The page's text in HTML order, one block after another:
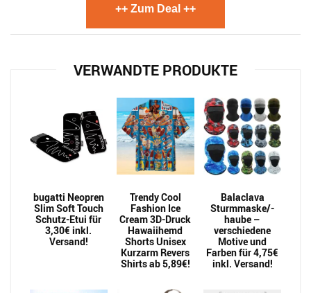
++ Zum Deal ++
VERWANDTE PRODUKTE
bugatti Neopren
Slim Soft Touch
Schutz-Etui für
3,30€ inkl.
Versand!
Trendy Cool
Fashion Ice
Cream 3D-Druck
Hawaiihemd
Shorts Unisex
Kurzarm Revers
Shirts ab 5,89€!
Balaclava
Sturmmaske/-
haube –
verschiedene
Motive und
Farben für 4,75€
inkl. Versand!